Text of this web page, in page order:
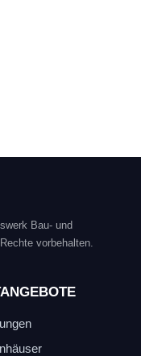
Bau- und
vorbehalten.